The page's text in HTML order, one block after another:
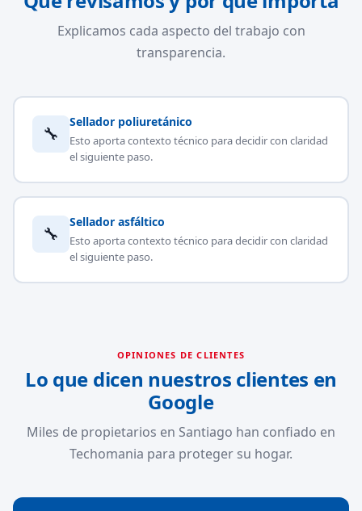
Explicamos cada aspecto del trabajo con
transparencia.
🔧
Sellador poliuretánico
Esto aporta contexto técnico para decidir con claridad
el siguiente paso.
🔧
Sellador asfáltico
Esto aporta contexto técnico para decidir con claridad
el siguiente paso.
OPINIONES DE CLIENTES
Lo que dicen nuestros clientes en
Google
Miles de propietarios en Santiago han confiado en
Techomania para proteger su hogar.